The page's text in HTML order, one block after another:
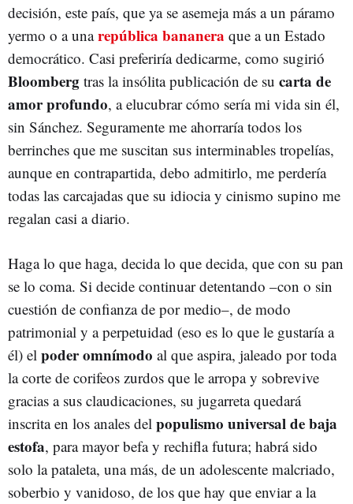
decisión, este país, que ya se asemeja más a un páramo
yermo o a unarepública bananera que a un Estado
democrático. Casi preferiría dedicarme, como sugirió
Bloomberg tras la insólita publicación de su carta de
amor profundo, a elucubrar cómo sería mi vida sin él,
sin Sánchez. Seguramente me ahorraría todos los
berrinches que me suscitan sus interminables tropelías,
aunque en contrapartida, debo admitirlo, me perdería
todas las carcajadas que su idiocia y cinismo supino me
regalan casi a diario.
Haga lo que haga, decida lo que decida, que con su pan
se lo coma. Si decide continuar detentando –con o sin
cuestión de confianza de por medio–, de modo
patrimonial y a perpetuidad (eso es lo que le gustaría a
él) el poder omnímodo al que aspira, jaleado por toda
la corte de corifeos zurdos que le arropa y sobrevive
gracias a sus claudicaciones, su jugarreta quedará
inscrita en los anales del populismo universal de baja
estofa, para mayor befa y rechifla futura; habrá sido
solo la pataleta, una más, de un adolescente malcriado,
soberbio y vanidoso, de los que hay que enviar a la